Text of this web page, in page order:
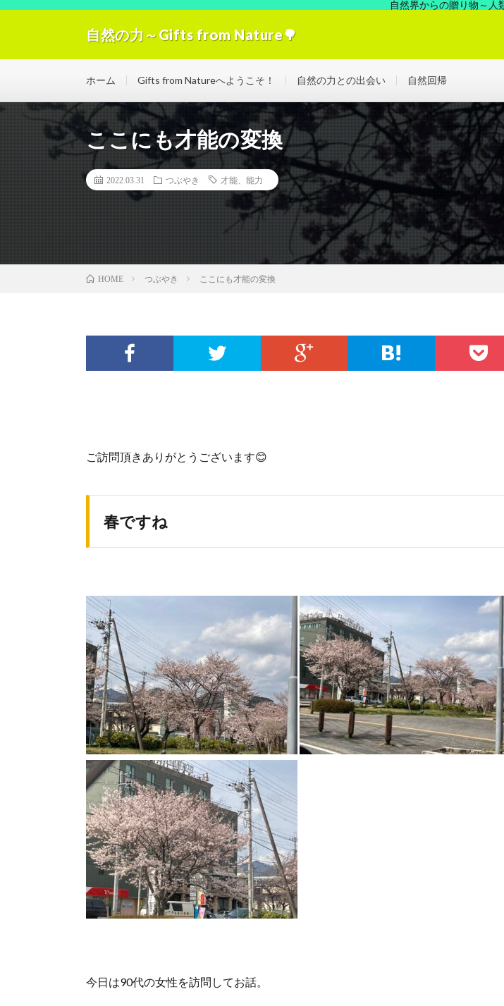
自然界からの贈り物～人
自然の力～Gifts from Nature🌳
ホーム Gifts from Natureへようこそ！ 自然の力との出会い 自然回帰
ここにも才能の変換
2022.03.31 つぶやき 才能、能力
HOME つぶやき ここにも才能の変換
ご訪問頂きありがとうございます😊
春ですね
今日は90代の女性を訪問してお話。